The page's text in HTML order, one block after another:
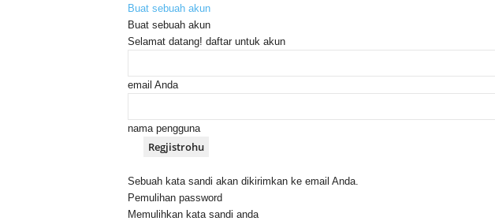
Buat sebuah akun
Buat sebuah akun
Selamat datang! daftar untuk akun
email Anda
nama pengguna
Sebuah kata sandi akan dikirimkan ke email Anda.
Pemulihan password
Memulihkan kata sandi anda